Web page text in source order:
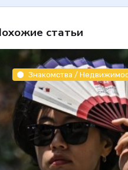
статьи
Знакомства /